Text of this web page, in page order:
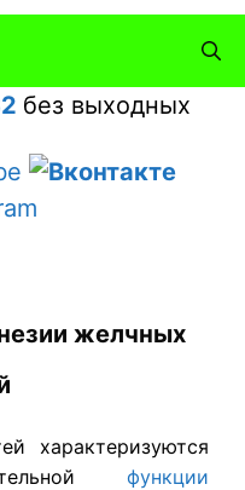
без выходных
желчных
характери­зуются
функции